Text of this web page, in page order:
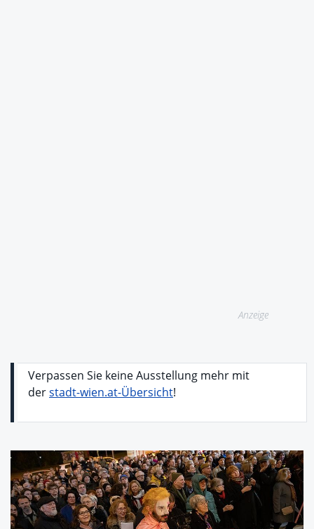
Anzeige
Verpassen Sie keine Ausstellung mehr mit
derstadt-wien.at-Übersicht!